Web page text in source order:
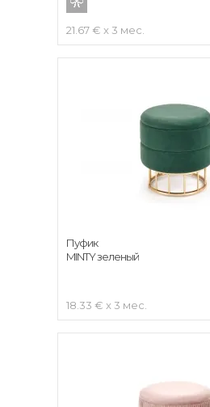
21.67 € x 3 мес.
18.33 € x 3 мес.
Пуфик
MINTY зеленый